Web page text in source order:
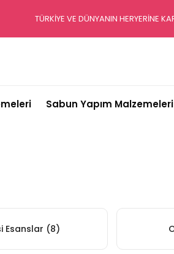
TÜRKİYE VE DÜNYANIN HERYERİNE
Sabun Yapım Malzemeleri
Esanslar (8)